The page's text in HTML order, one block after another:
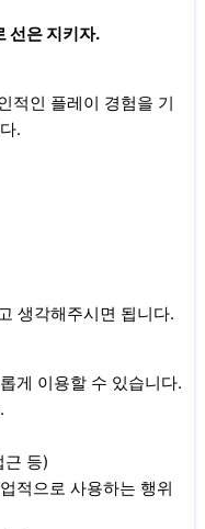
선은 지키자.
적인 플레이 경험을 기
.
생각해주시면 됩니다.
게 이용할 수 있습니다.
근 등)
적으로 사용하는 행위